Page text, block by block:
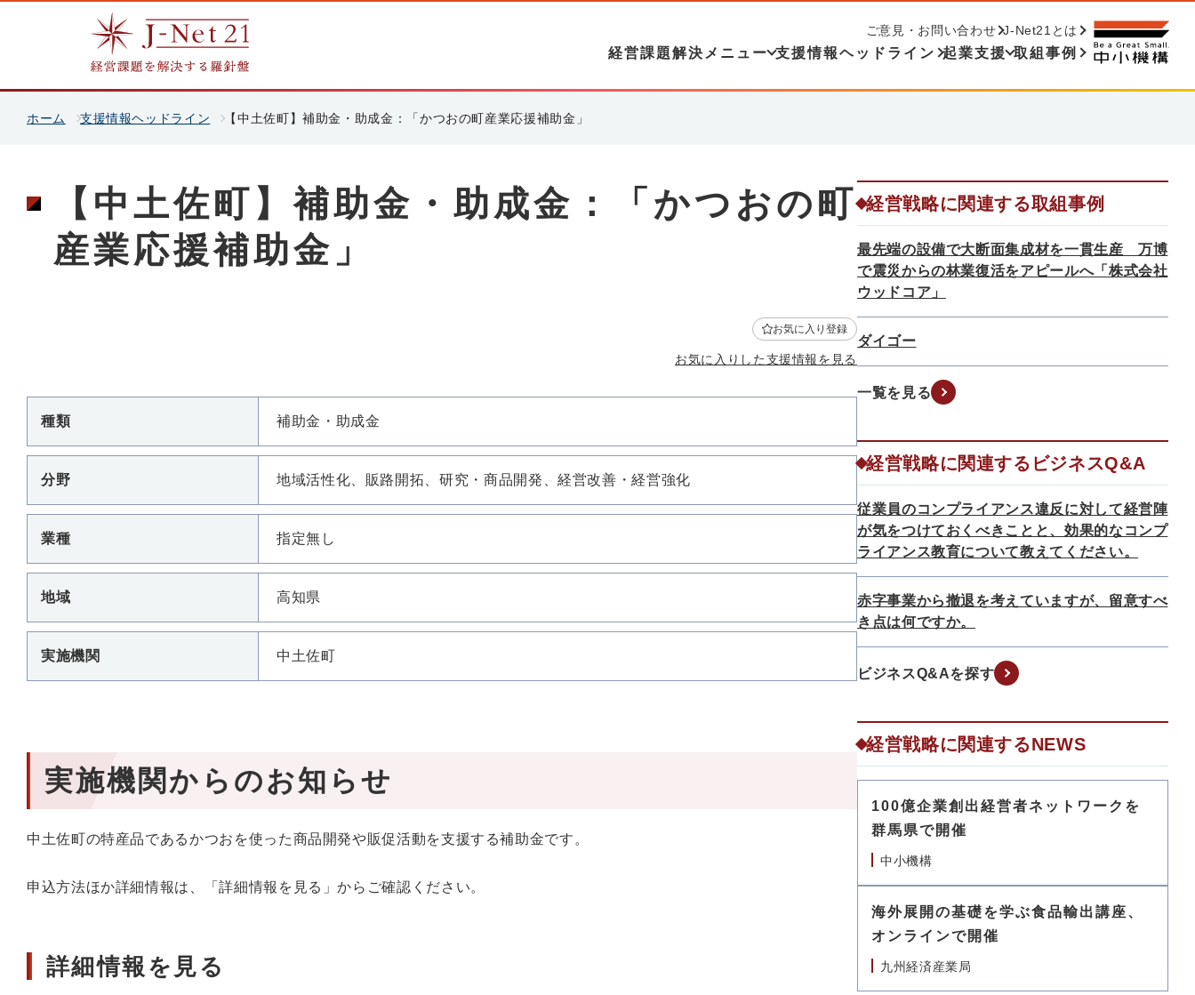
経営課題解決メニュー 支援情報ヘッドライン 起業支援 取組事例
ご意見・お問い合わせ J-Net21とは
ホーム 支援情報ヘッドライン 【中土佐町】補助金・助成金：「かつおの町産業応援補助金」
【中土佐町】補助金・助成金：「かつおの町
産業応援補助金」
お気に入り登録
お気に入りした支援情報を見る
種類 補助金・助成金
分野 地域活性化、販路開拓、研究・商品開発、経営改善・経営強化
業種 指定無し
地域 高知県
実施機関 中土佐町
実施機関からのお知らせ
中土佐町の特産品であるかつおを使った商品開発や販促活動を支援する補助金です。
申込方法ほか詳細情報は、「詳細情報を見る」からご確認ください。
詳細情報を見る
経営戦略に関連する取組事例
最先端の設備で大断面集成材を一貫生産 万博
で震災からの林業復活をアピールへ「株式会社
ウッドコア」
ダイゴー
一覧を見る
経営戦略に関連するビジネスQ&A
従業員のコンプライアンス違反に対して経営陣
が気をつけておくべきことと、効果的なコンプ
ライアンス教育について教えてください。
赤字事業から撤退を考えていますが、留意すべ
き点は何ですか。
ビジネスQ&Aを探す
経営戦略に関連するNEWS
100億企業創出経営者ネットワークを
群馬県で開催
中小機構
海外展開の基礎を学ぶ食品輸出講座、
オンラインで開催
九州経済産業局